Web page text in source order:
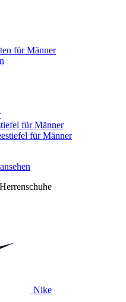
für Männer
für Männer
für Männer
Herrenschuhe
Nike